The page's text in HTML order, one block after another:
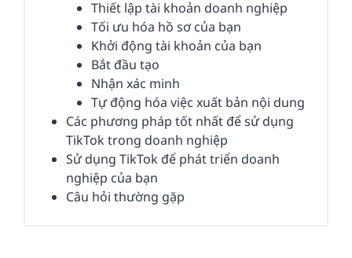
Thiết lập tài khoản doanh nghiệp
Tối ưu hóa hồ sơ của bạn
Khởi động tài khoản của bạn
Bắt đầu tạo
Nhận xác minh
Tự động hóa việc xuất bản nội dung
Các phương pháp tốt nhất để sử dụng
TikTok trong doanh nghiệp
Sử dụng TikTok để phát triển doanh
nghiệp của bạn
Câu hỏi thường gặp